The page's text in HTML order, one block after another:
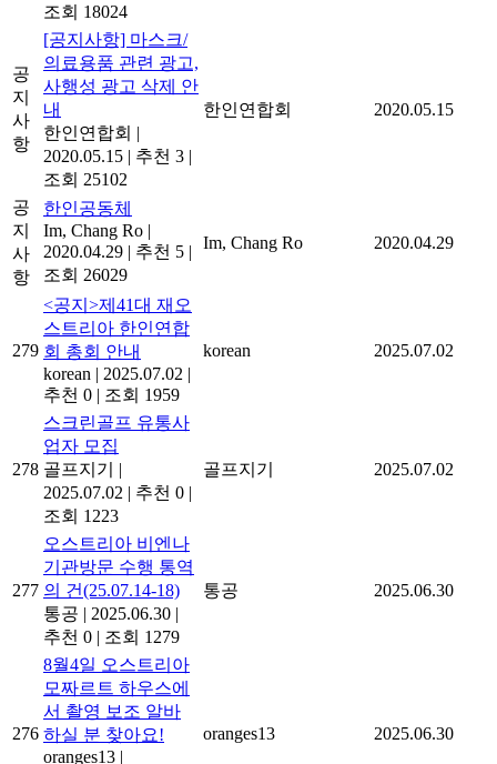
조회 18024
공
지
사
항
[공지사항] 마스크/
의료용품 관련 광고,
사행성 광고 삭제 안
내
한인연합회 |
2020.05.15 | 추천 3 |
조회 25102
한인연합회 2020.05.15
공
지
사
항
한인공동체
Im, Chang Ro |
2020.04.29 | 추천 5 |
조회 26029
Im, Chang Ro 2020.04.29
279
<공지>제41대 재오
스트리아 한인연합
회 총회 안내
korean | 2025.07.02 |
추천 0 | 조회 1959
korean 2025.07.02
278
스크린골프 유통사
업자 모집
골프지기
|
2025.07.02 | 추천 0 |
조회 1223
골프지기 2025.07.02
277
오스트리아 비엔나
기관방문 수행 통역
의 건(25.07.14-18)
통공 | 2025.06.30 |
추천 0 | 조회 1279
통공 2025.06.30
276
8월4일 오스트리아
모짜르트 하우스에
서 촬영 보조 알바
하실 분 찾아요!
oranges13 |
oranges13 2025.06.30